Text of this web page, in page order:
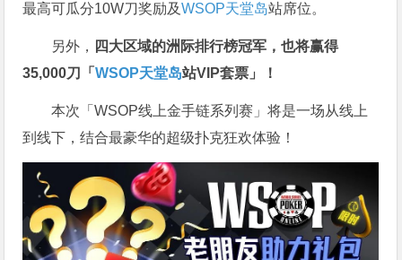
最高可瓜分10W刀奖励及WSOP天堂岛站席位。
另外， 四大区域的洲际排行榜冠军，也将赢得
35,000刀「WSOP天堂岛站VIP套票」 ！
本次「WSOP线上金手链系列赛」将是一场从线上
到线下，结合最豪华的超级扑克狂欢体验！